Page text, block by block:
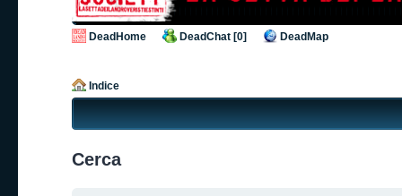
DeadHome DeadChat [0] DeadMap
Indice
Cerca